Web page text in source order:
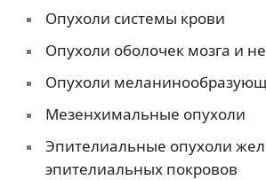
Опухоли системы крови
Опухоли оболочек мозга и
Опухоли
Мезенхимальные опухоли
Эпителиальные опухоли
эпителиальных покровов